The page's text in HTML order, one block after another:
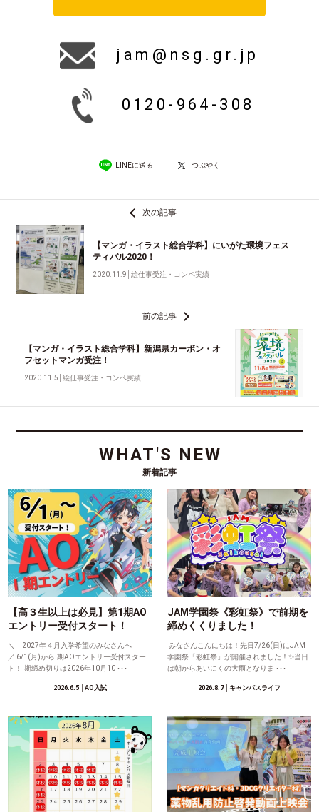
jam@nsg.gr.jp
0120-964-308
LINEに送る つぶやく
次の記事
【マンガ・イラスト総合学科】にいがた環境フェス
ティバル2020！
2020.11.9 │絵仕事受注・コンペ実績
前の記事
【マンガ・イラスト総合学科】新潟県カーボン・オ
フセットマンガ受注！
2020.11.5 │絵仕事受注・コンペ実績
WHAT'S NEW
新着記事
【高３生以上は必見】第1期AO
エントリー受付スタート！
＼ 2027年４月入学希望のみなさんへ
／ 6/1(月)からⅠ期AOエントリー受付スター
ト！Ⅰ期締め切りは2026年10月10 ･･･
2026.6.5│AO入試
JAM学園祭《彩虹祭》で前期を
締めくくりました！
みなさんこんにちは！先日7/26(日)にJAM
学園祭「彩虹祭」が開催されました！✨当日
は朝からあいにくの大雨となりま ･･･
2026.8.7│キャンパスライフ